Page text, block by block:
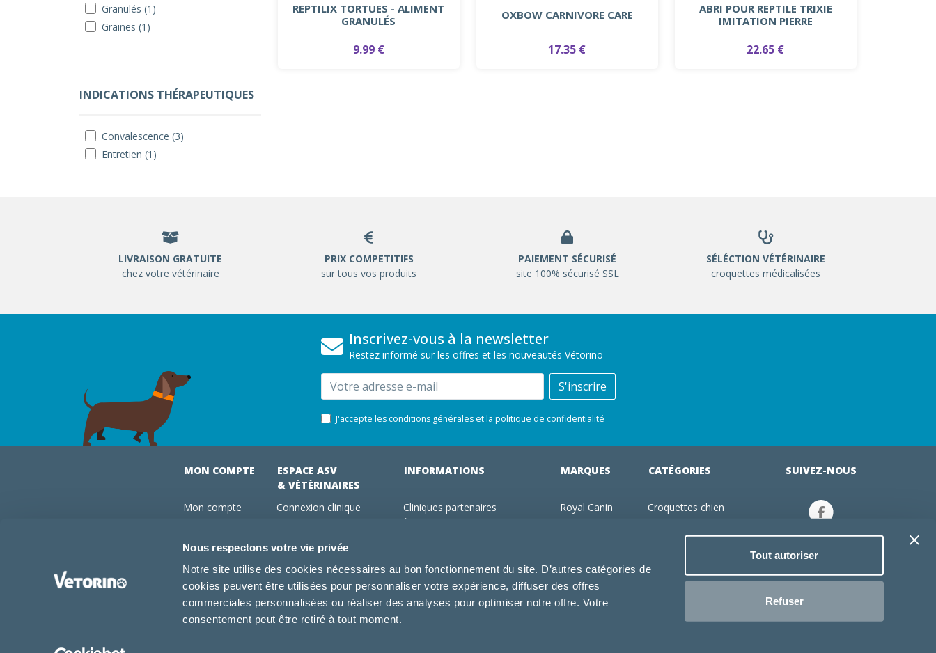
Nous respectons votre vie privée
Notre site utilise des cookies nécessaires au bon fonctionnement du site. D’autres catégories de
cookies peuvent être utilisées pour personnaliser votre expérience, diffuser des offres
commerciales personnalisées ou réaliser des analyses pour optimiser notre offre. Votre
consentement peut être retiré à tout moment.
Tout autoriser
Refuser
Granulés (1)
Graines (1)
INDICATIONS THÉRAPEUTIQUES
Convalescence (3)
Entretien (1)
REPTILIX TORTUES - ALIMENT
GRANULÉS
9.99 €
OXBOW CARNIVORE CARE
17.35 €
ABRI POUR REPTILE TRIXIE
IMITATION PIERRE
22.65 €
LIVRAISON GRATUITE
chez votre vétérinaire
PRIX COMPETITIFS
sur tous vos produits
PAIEMENT SÉCURISÉ
site 100% sécurisé SSL
SÉLÉCTION VÉTÉRINAIRE
croquettes médicalisées
Inscrivez-vous à la newsletter
Restez informé sur les offres et les nouveautés Vétorino
Email S'inscrire
J'accepte les conditions générales et la politique de confidentialité
MON COMPTE
Mon compte
Mes abonnements
Conseils vétos
FAQ
ESPACE ASV
& VÉTÉRINAIRES
Connexion clinique
Abonnements
Devenir adhérent Vétorino
INFORMATIONS
Cliniques partenaires
Utilisation des cookies
Conditions générales d'utilisation
MARQUES
Royal Canin
Specific
Dechra
Tonivet
CATÉGORIES
Croquettes chien
Jouets chien
Produits vétérinaire chien
Jouets chat
SUIVEZ-NOUS